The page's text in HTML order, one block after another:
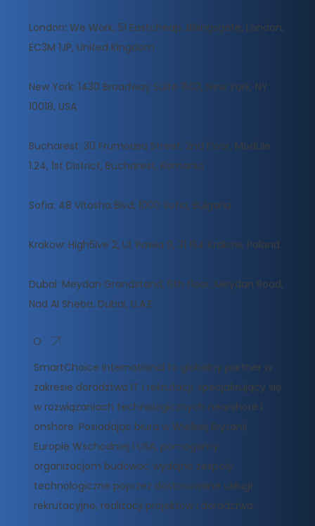
London: We Work, 51 Eastcheap, Billingsgate, London,
EC3M 1JP, United Kingdom
New York: 1430 Broadway Suite 1503, New York, NY
10018, USA
Bucharest: 30 Frumoasa Street, 2nd Floor, Module
1.24, 1st District, Bucharest, Romania
Sofia: 48 Vitosha Blvd, 1000 Sofia, Bulgaria
Krakow: High5ive 2, Ul. Pawia 9, 31 154 Krakow, Poland
Dubai: Meydan Grandstand, 6th floor, Meydan Road,
Nad Al Sheba, Dubai, U.A.E
O
SmartChoice International to globalny partner w
zakresie doradztwa IT i rekrutacji, specjalizujący się
w rozwiązaniach technologicznych nearshore i
onshore. Posiadając biura w Wielkiej Brytanii,
Europie Wschodniej i USA, pomagamy
organizacjom budować wydajne zespoły
technologiczne poprzez dostosowane usługi
rekrutacyjne, realizacji projektów i doradztwa.